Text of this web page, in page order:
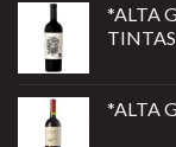
*ALTA
*ALTA